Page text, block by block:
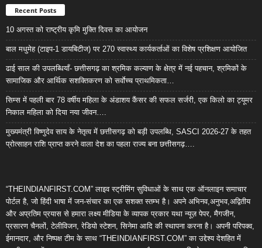
Recent Posts
10 अगस्त को राष्ट्रीय कृमि मुक्ति दिवस का आयोजन
बाल मधुमेह (टाइप-1 डायबिटीज) पर 270 स्वास्थ्य कार्यकर्ताओं का विशेष प्रशिक्षण आयोजित
ढाई साल की उपलब्धियाँ- छत्तीसगढ़ का श्रमिक कल्याण के क्षेत्र में नई पहचान, श्रमिकों के
सामाजिक और आर्थिक सशक्तिकरण को सर्वाेच्च प्राथमिकता…
सिम्स में पहली बार 78 वर्षीय महिला के अंडाशय कैंसर की सफल सर्जरी, एक किलो का ट्यूमर
निकाल महिला को दिया नया जीवन….
मुख्यमंत्री विष्णुदेव साय के नेतृत्व में छत्तीसगढ़ को बड़ी उपलब्धि, SASCI 2026-27 के तहत
प्रोत्साहन राशि प्राप्त करने वाला देश का पहला राज्य बना छत्तीसगढ़….
“THEINDIANFIRST.COM” लाइव स्ट्रीमिंग सुविधाओं के साथ एक ऑनलाइन समाचार
पोर्टल है, जो हिंदी भाषा में जन-संचार का एक सशक्त स्तम्भ है। अपने अभिनव,अनुभव,अद्वितीय
और अप्रतिम प्रयास से हमारा लक्ष्य मीडिया के व्यापक प्रकार यथा न्यूज़ पेपर, मैगजीन,
प्रसारण चैनलों, टेलीविजन, रेडियो स्टेशन, सिनेमा आदि की स्थापना करना है। अपनी परिपक्व,
ईमानदार, और निष्पक्ष टीम के साथ “THEINDIANFIRST.COM” का उद्देश्य देशहित में